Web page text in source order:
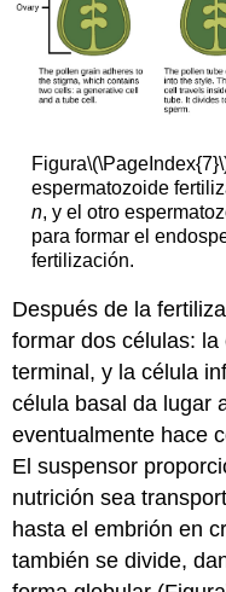
Figura
espermatozoide
n, y el otro
para formar el
fertilización.
Después de la
formar dos células:
terminal, y la célula
célula basal da lugar
eventualmente hace
El suspensor
nutrición sea
hasta el embrión en
también se divide,